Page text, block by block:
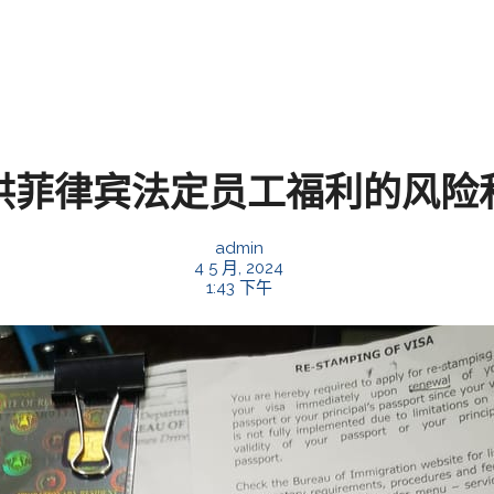
菲律宾法定员工福利的风险
admin
4 5 月, 2024
1:43 下午